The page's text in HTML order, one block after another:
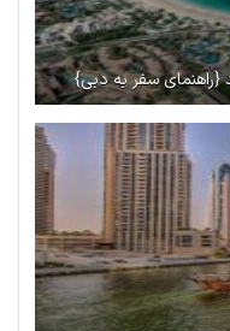
{راهنمای سفر به دبی}